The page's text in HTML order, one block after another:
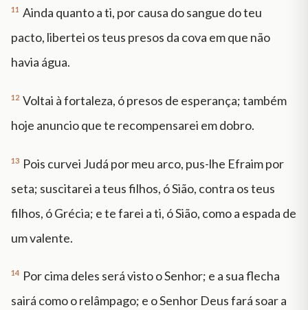
11 Ainda quanto a ti, por causa do sangue do teu
pacto, libertei os teus presos da cova em que não
havia água.
12 Voltai à fortaleza, ó presos de esperança; também
hoje anuncio que te recompensarei em dobro.
13 Pois curvei Judá por meu arco, pus-lhe Efraim por
seta; suscitarei a teus filhos, ó Sião, contra os teus
filhos, ó Grécia; e te farei a ti, ó Sião, como a espada de
um valente.
14 Por cima deles será visto o Senhor; e a sua flecha
sairá como o relâmpago; e o Senhor Deus fará soar a